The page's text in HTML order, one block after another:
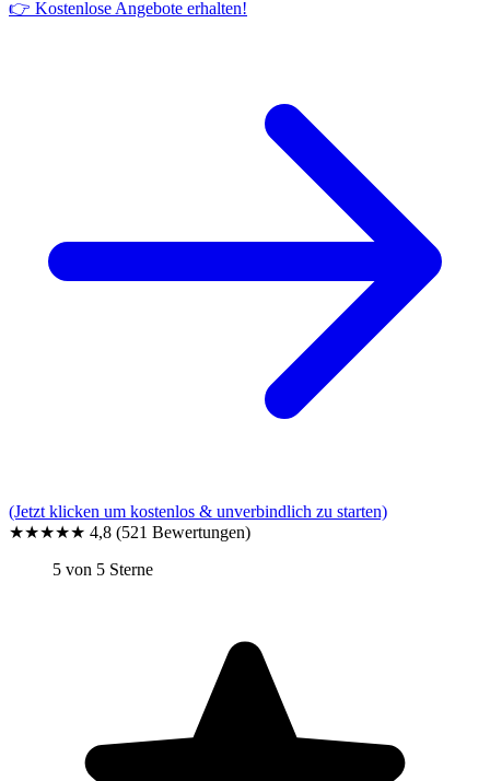
👉 Kostenlose Angebote erhalten!
(Jetzt klicken um kostenlos & unverbindlich zu starten)
★★★★★ 4,8 (521 Bewertungen)
5 von 5 Sterne